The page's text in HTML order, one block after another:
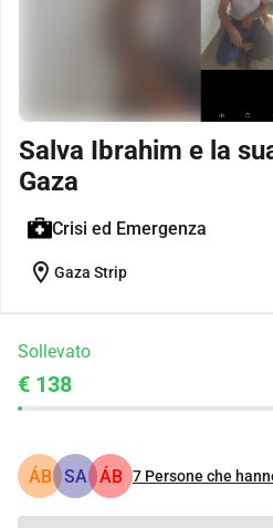
Salva Ibrahim e la
Gaza
Crisi ed Emergenza
location_on Gaza Strip
Sollevato
€ 138
ÁB SA ÁB 7 Persone che